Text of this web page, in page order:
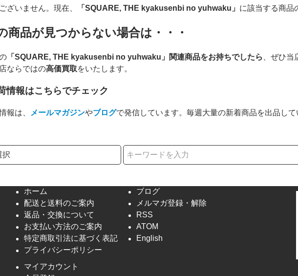
ざいません。現在、 「SQUARE, THE kyakusenbi no yuhwaku」 に該当する商品
商品が見つからない場合は・・・
「SQUARE, THE kyakusenbi no yuhwaku」関連商品をお持ちでしたら 、ぜひ当
ならではの高価買取をいたします。
情報はこちらでチェック
報は、 メールマガジンやブログで発信しています。毎週大量の新着商品を出品し
択
ホーム
配送と送料のご案内
返品・交換について
お支払い方法のご案内
特定商取引法に基づく表記
プライバシーポリシー
ブログ
メルマガ登録・解除
RSS
ATOM
English
マイアカウント